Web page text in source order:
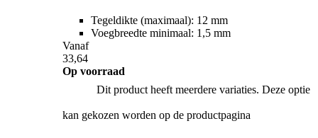
Tegeldikte (maximaal): 12 mm
Voegbreedte minimaal: 1,5 mm
Vanaf
33,64
Op voorraad
Dit product heeft meerdere variaties. Deze optie
kan gekozen worden op de productpagina